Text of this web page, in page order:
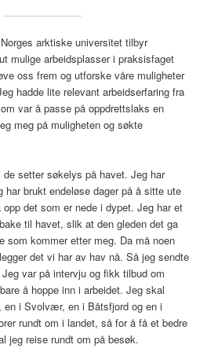
arktiske universitet tilbyr
mulige arbeidsplasser i praksisfaget
oss frem og utforske våre muligheter
hadde lite relevant arbeidserfaring fra
var å passe på oppdrettslaks en
meg på muligheten og søkte
setter søkelys på havet. Jeg har
brukt endeløse dager på å sitte ute
det som er nede i dypet. Jeg har et
til havet, slik at den gleden det ga
som kommer etter meg. Da må noen
det vi har av hav nå. Så jeg sendte
var på intervju og fikk tilbud om
å hoppe inn i arbeidet. Jeg skal
en i Svolvær, en i Båtsfjord og en i
rundt om i landet, så for å få et bedre
jeg reise rundt om på besøk.